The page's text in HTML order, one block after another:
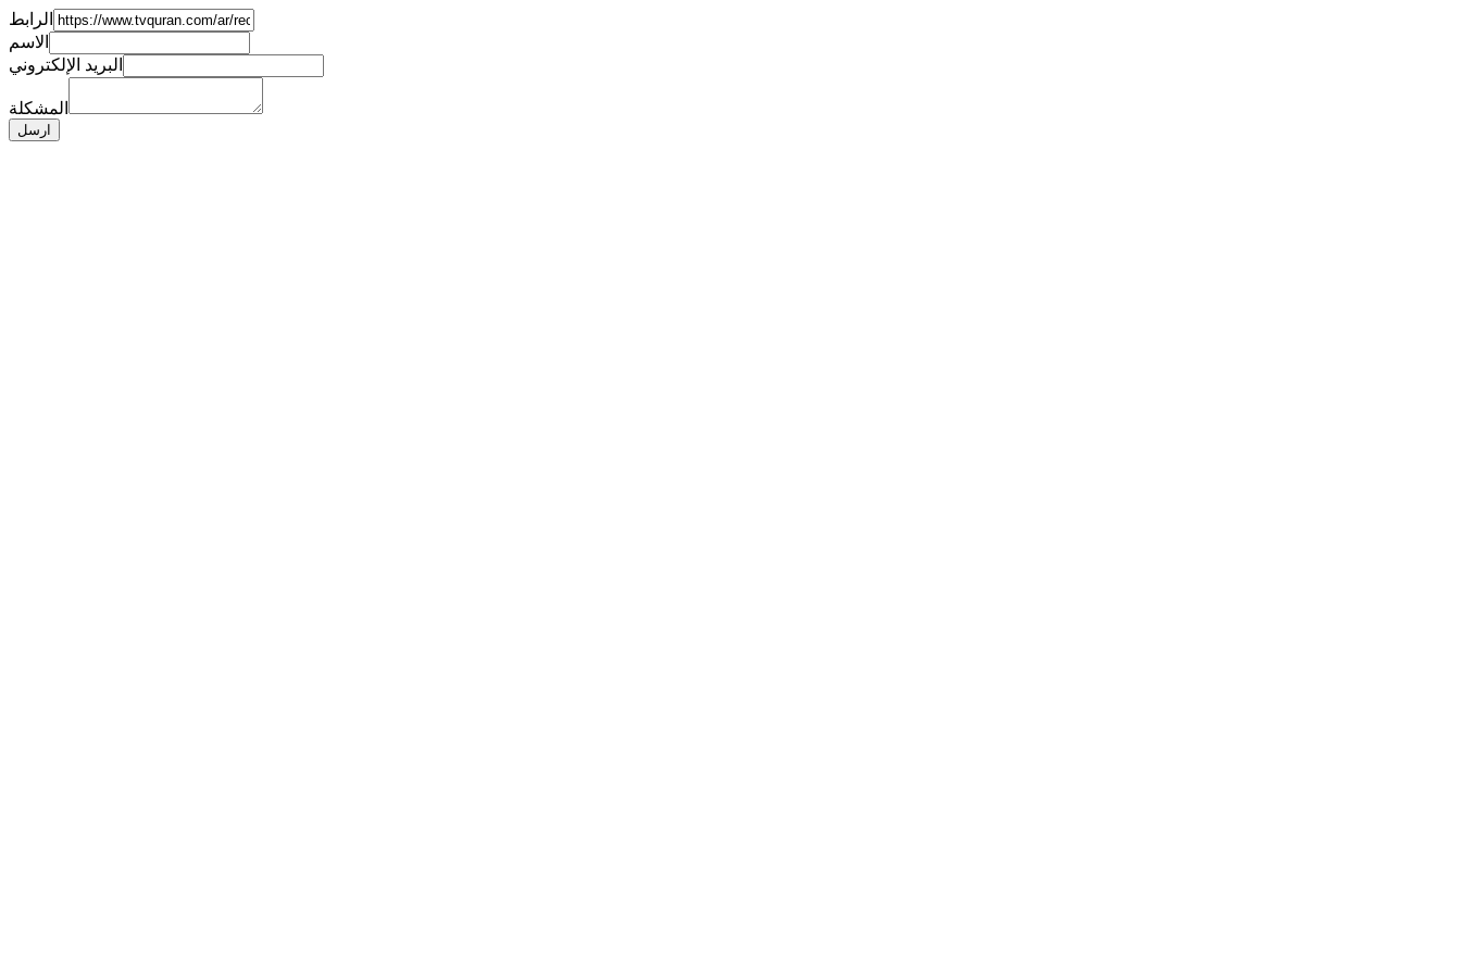
الرابط
الاسم
البريد الإلكتروني
المشكلة
ارسل